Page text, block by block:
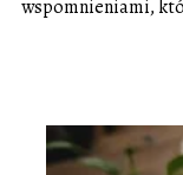
wspomnieniami,